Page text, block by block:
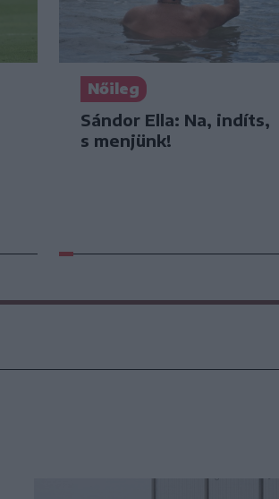
Nőileg
Sándor Ella: Na, indíts,
s menjünk!